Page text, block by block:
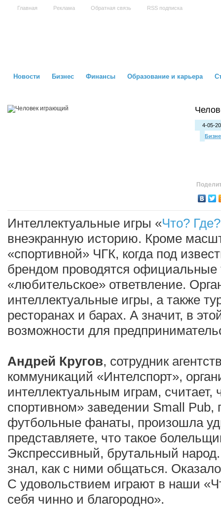
Главная Реклама Обратная связь RSS подписка
Новости Бизнес Финансы Образование и карьера
4-05-
Интеллектуальные игры «Что?
внеэкранную историю. Кроме
«спортивной» ЧГК, когда под
брендом проводятся официальные
«любительское» ответвление.
интеллектуальные игры, а также
ресторанах и барах. А значит, в
возможности для
Андрей Кругов, сотрудник
коммуникаций «Интелспорт»,
интеллектуальным играм, считает,
спортивном» заведении Small Pub,
футбольные фанаты, произошла
представляете, что такое
Экспрессивный, брутальный
знал, как с ними общаться.
С удовольствием играют в наши
себя чинно и благородно».